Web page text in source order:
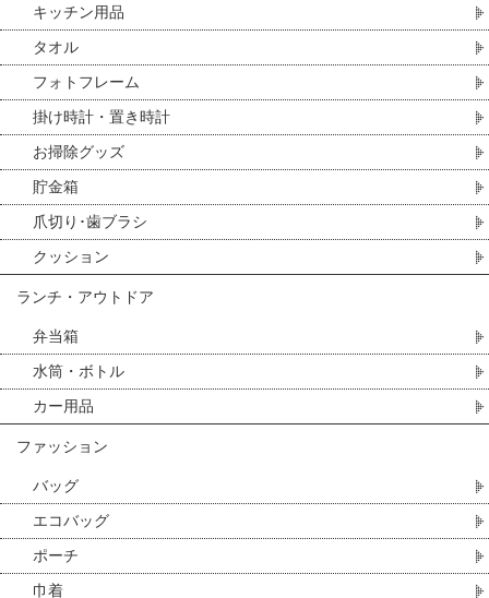
キッチン用品
タオル
フォトフレーム
掛け時計・置き時計
お掃除グッズ
貯金箱
爪切り･歯ブラシ
クッション
ランチ・アウトドア
弁当箱
水筒・ボトル
カー用品
ファッション
バッグ
エコバッグ
ポーチ
巾着